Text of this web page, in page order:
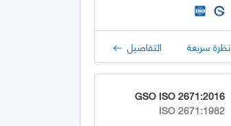
نظرة سريعة التفاصيل
GSO ISO 2671:2016
ISO 2671:1982